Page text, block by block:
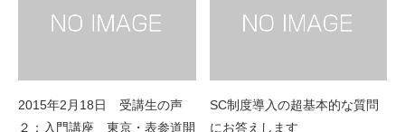
2015年2月18日 受講生の声
２：入門講座 東京・表参道開
SC制度導入の超基本的な質問
にお答えします